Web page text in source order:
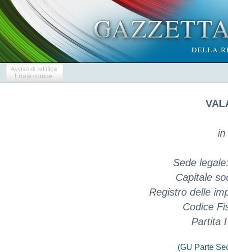
Avviso di rettifica
Errata corrige
in
Sede
Capitale
Registro delle
Codice
Partita
(GU Parte